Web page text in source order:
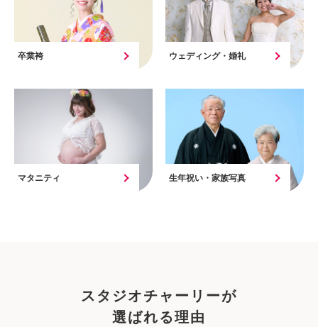
卒業袴 ウェディング・婚礼
マタニティ 生年祝い・家族写真
スタジオチャーリーが
選ばれる理由